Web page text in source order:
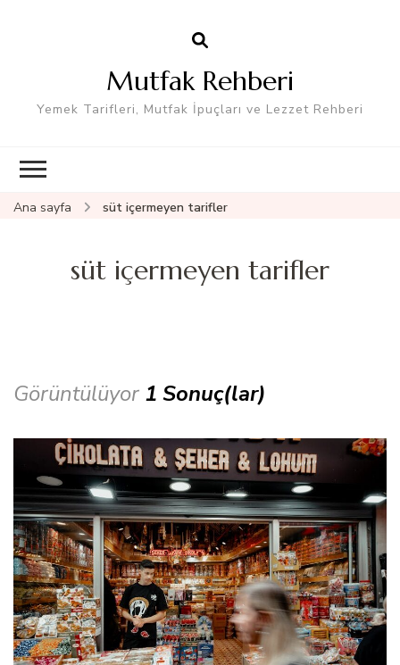
Mutfak Rehberi
Yemek Tarifleri, Mutfak İpuçları ve Lezzet Rehberi
Ana sayfa süt içermeyen tarifler
süt içermeyen tarifler
Görüntülüyor 1 Sonuç(lar)